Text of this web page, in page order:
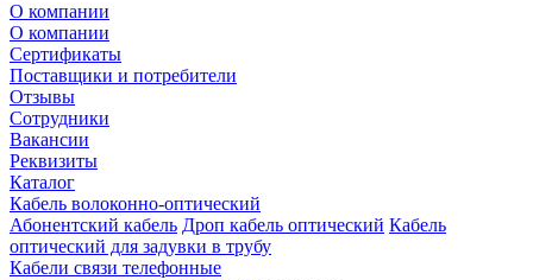
О компании
О компании
Сертификаты
Поставщики и потребители
Отзывы
Сотрудники
Вакансии
Реквизиты
Каталог
Кабель волоконно-оптический
Абонентский кабель Дроп кабель оптический Кабель
оптический для задувки в трубу
Кабели связи телефонные